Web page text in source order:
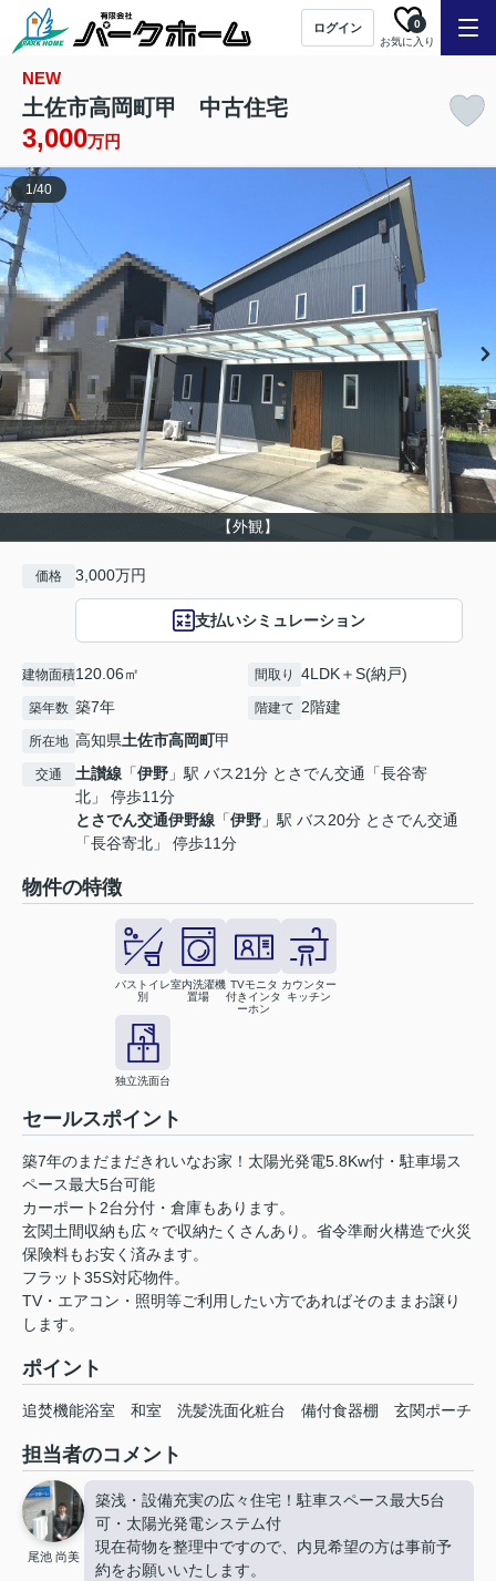
ログイン
お気に入り
0
NEW
土佐市高岡町甲 中古住宅
3,000万円
【外観】
1/40
価格 3,000万円
支払いシミュレーション
建物面積120.06㎡ 間取り 4LDK＋S(納戸)
築年数 築7年 階建て 2階建
所在地 高知県土佐市高岡町甲
交通 土讃線 「伊野 」駅 バス21分 とさでん交通「長谷寄
北」 停歩11分
とさでん交通伊野線 「伊野 」駅 バス20分 とさでん交通
「長谷寄北」 停歩11分
物件の特徴
バストイレ
別
室内洗濯機
置場
TVモニタ
付きインタ
ーホン
カウンター
キッチン
独立洗面台
セールスポイント
築7年のまだまだきれいなお家！太陽光発電5.8Kw付・駐車場ス
ペース最大5台可能
カーポート2台分付・倉庫もあります。
玄関土間収納も広々で収納たくさんあり。省令準耐火構造で火災
保険料もお安く済みます。
フラット35S対応物件。
TV・エアコン・照明等ご利用したい方であればそのままお譲り
します。
ポイント
追焚機能浴室 和室 洗髪洗面化粧台 備付食器棚 玄関ポーチ
担当者のコメント
尾池 尚美
築浅・設備充実の広々住宅！駐車スペース最大5台
可・太陽光発電システム付
現在荷物を整理中ですので、内見希望の方は事前予
約をお願いいたします。